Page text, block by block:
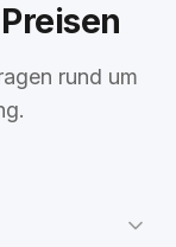
rund um